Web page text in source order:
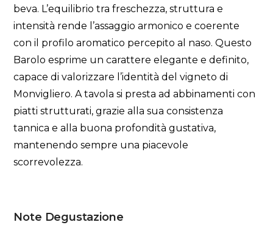
beva. L’equilibrio tra freschezza, struttura e
intensità rende l’assaggio armonico e coerente
con il profilo aromatico percepito al naso. Questo
Barolo esprime un carattere elegante e definito,
capace di valorizzare l’identità del vigneto di
Monvigliero. A tavola si presta ad abbinamenti con
piatti strutturati, grazie alla sua consistenza
tannica e alla buona profondità gustativa,
mantenendo sempre una piacevole
scorrevolezza.
Note Degustazione